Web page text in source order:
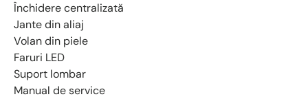
Închidere centralizată
Jante din aliaj
Volan din piele
Faruri LED
Suport lombar
Manual de service